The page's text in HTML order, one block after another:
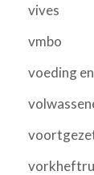
vives
vmbo
voeding